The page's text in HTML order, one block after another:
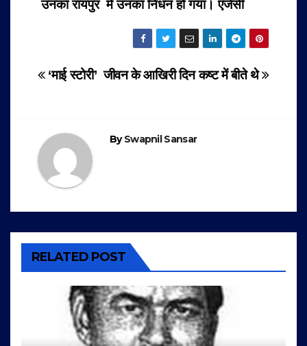
उनका रायपुर में उनका निधन हो गया। एजेंसी
Post
जीवन के आखिरी दिन कष्ट में बीते थे
‘माई स्टोरी’
BySwapnil Sansar
RELATED POST